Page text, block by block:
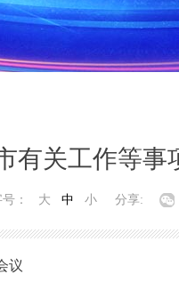
有关工作等事
分享:
号： 大 中 小
议